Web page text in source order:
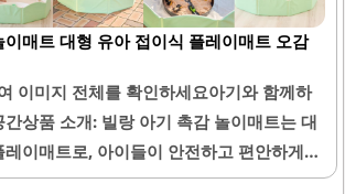
주방이나 욕실, 세탁실 등 다양한 공간에
이즈로 발을 편안하게 닦을 수 있습니다.
감은 사용 시 쾌적함을 제공합니다.물기
발바닥이 항상 뽀송뽀송하게 유지됩니
닥과 잘 어울리는 색상으로 공간을 더욱
합니다. 이 매트는 사용자의 다양한 요구를
매트 대형 유아 접이식 플레이매트 오감
이미지 전체를 확인하세요아기와 함께하
상품 소개: 빌랑 아기 촉감 놀이매트는 대
이매트로, 아이들이 안전하고 편안하게
제공합니다. 이 매트는 오감놀이를 통해 아